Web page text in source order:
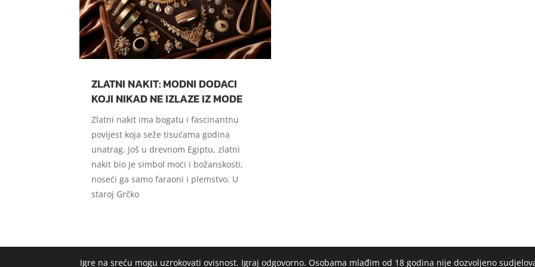
ZLATNI NAKIT: MODNI DODACI
KOJI NIKAD NE IZLAZE IZ MODE
Zlatni nakit ima bogatu i fascinantnu
povijest koja seže tisućama godina
unatrag. Još u drevnom Egiptu, zlatni
nakit bio je simbol moći i božanskosti,
noseći ga samo faraoni i plemstvo. U
staroj Grčko
Igre na sreću mogu uzrokovati ovisnost. Igraj odgovorno. Osobama mlađim od 18 godina nije dozvoljeno